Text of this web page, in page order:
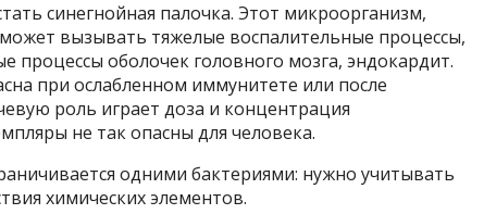
синегнойная палочка. Этот микроорганизм,
вызывать тяжелые воспалительные процессы,
процессы оболочек головного мозга, эндокардит.
при ослабленном иммунитете или после
роль играет доза и концентрация
не так опасны для человека.
одними бактериями: нужно учитывать
химических элементов.